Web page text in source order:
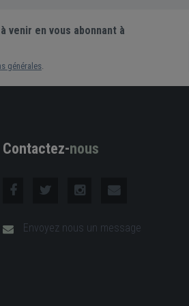
venir en vous abonnant à
générales
Contactez-nous
Envoyez nous un message